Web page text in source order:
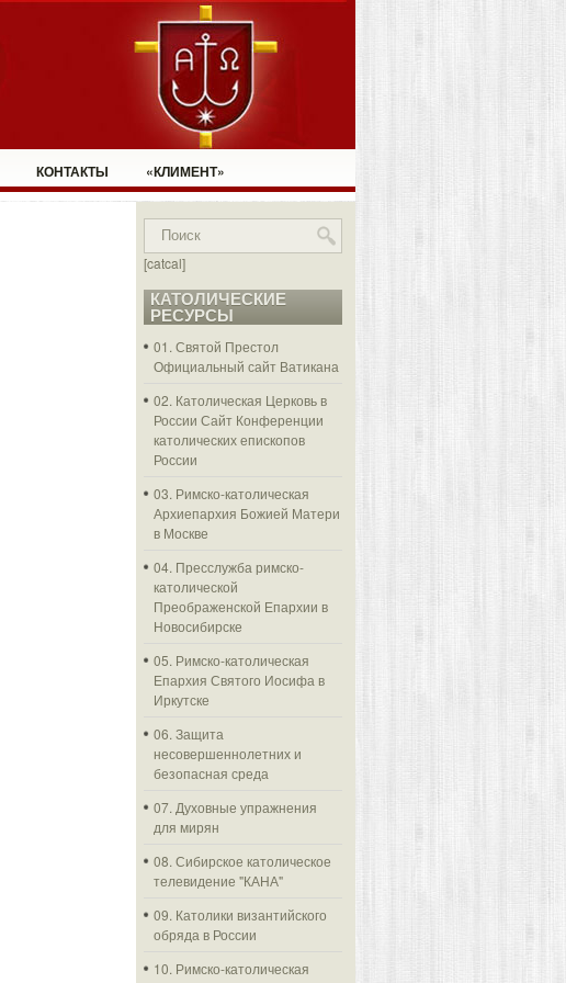
КОНТАКТЫ «КЛИМЕНТ»
[catcal]
КАТОЛИЧЕСКИЕ
РЕСУРСЫ
01. Святой Престол
Официальный сайт Ватикана
02. Католическая Церковь в
России Сайт Конференции
католических епископов
России
03. Римско-католическая
Архиепархия Божией Матери
в Москве
04. Пресслужба римско-
католической
Преображенской Епархии в
Новосибирске
05. Римско-католическая
Епархия Святого Иосифа в
Иркутске
06. Защита
несовершеннолетних и
безопасная среда
07. Духовные упражнения
для мирян
08. Сибирское католическое
телевидение "КАНА"
09. Католики византийского
обряда в России
10. Римско-католическая